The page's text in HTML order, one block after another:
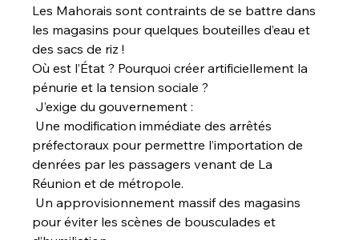
Les Mahorais sont contraints de se battre dans
les magasins pour quelques bouteilles d’eau et
des sacs de riz !
Où est l’État ? Pourquoi créer artificiellement la
pénurie et la tension sociale ?
J’exige du gouvernement :
Une modification immédiate des arrêtés
préfectoraux pour permettre l’importation de
denrées par les passagers venant de La
Réunion et de métropole.
Un approvisionnement massif des magasins
pour éviter les scènes de bousculades et